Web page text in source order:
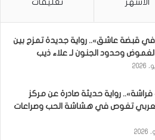
في قبضة عاشق».. رواية جديدة تمزج بين
وحدود الجنون لـ علاء ذيب
رواية حديثة صادرة عن مركز
تغوص في هشاشة الحب وصراعات